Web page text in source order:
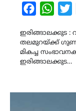
Facebook
ഇരിങ്ങാലക്കുട :
തലമുറയ്ക്ക്
മികച്ച
ഇരിങ്ങാലക്കുട…